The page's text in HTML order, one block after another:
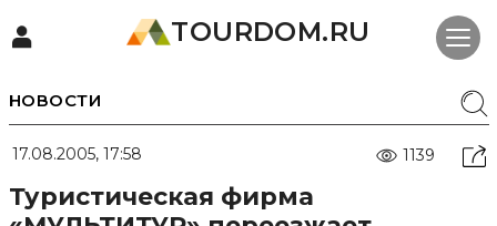
TOURDOM.RU
НОВОСТИ
17.08.2005, 17:58 1139
Туристическая фирма